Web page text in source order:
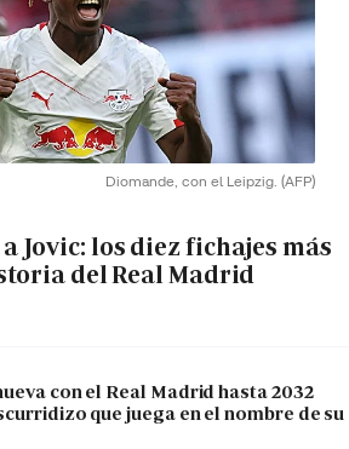
Diomande, con el Leipzig. (AFP)
Jovic: los diez fichajes más
del Real Madrid
con el Real Madrid hasta 2032
que juega en el nombre de su